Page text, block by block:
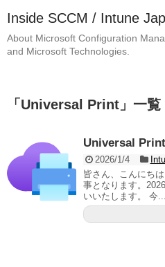
Inside SCCM / Intune
About Microsoft Configuration
and Microsoft Technologies.
「 Universal Print 」 一覧
Universal
2026/1/4
皆さん、こんにち
事となります。
いいたします。 今...